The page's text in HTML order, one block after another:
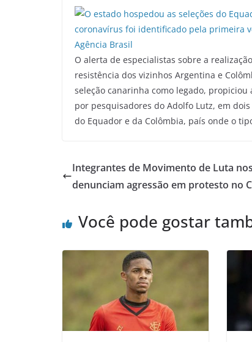
O alerta de especialistas sobre a
resistência dos vizinhos Argentina e
seleção canarinha como legado,
por pesquisadores do Adolfo Lutz, em
do Equador e da Colômbia, país onde o
Integrantes de Movimento de Luta
denunciam agressão em protesto no
Você pode gostar